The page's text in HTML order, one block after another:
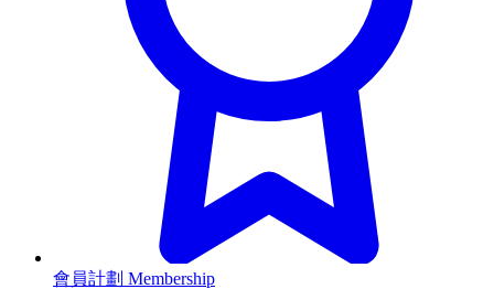
會員計劃 Membership